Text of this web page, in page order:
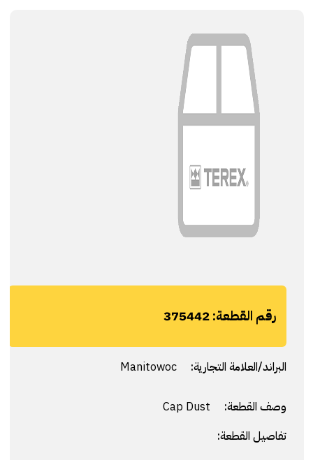
رقم القطعة:375442
البراند/العلامة التجارية: Manitowoc
وصف القطعة:
تفاصيل القطعة: